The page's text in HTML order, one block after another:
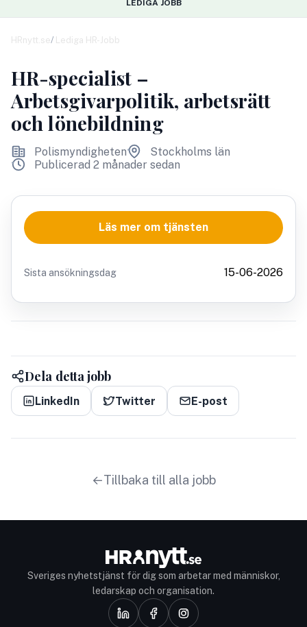
LEDIGA JOBB
HRnytt.se Lediga HR-Jobb
HR-specialist –
Arbetsgivarpolitik, arbetsrätt
och lönebildning
Polismyndigheten
Stockholms län
Publicerad 2 månader sedan
Läs mer om tjänsten
Sista ansökningsdag 15-06-2026
Dela detta jobb
LinkedIn Twitter E-post
Tillbaka till alla jobb
Sveriges nyhetstjänst för dig som arbetar med människor,
ledarskap och organisation.